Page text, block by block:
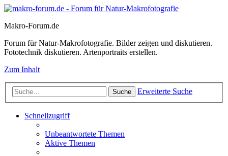
Makro-Forum.de
Forum für Natur-Makrofotografie. Bilder zeigen und diskutieren.
Fototechnik diskutieren. Artenportraits erstellen.
Zum Inhalt
Suche Erweiterte Suche
Schnellzugriff
Unbeantwortete Themen
Aktive Themen